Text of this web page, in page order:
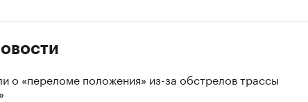
о «переломе положения» из-за обстрелов трассы